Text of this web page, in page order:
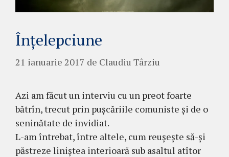
Înțelepciune
21 ianuarie 2017 de Claudiu Târziu
Azi am făcut un interviu cu un preot foarte
bătrîn, trecut prin pușcăriile comuniste și de o
seninătate de invidiat.
L-am întrebat, între altele, cum reușește să-și
păstreze liniștea interioară sub asaltul atîtor